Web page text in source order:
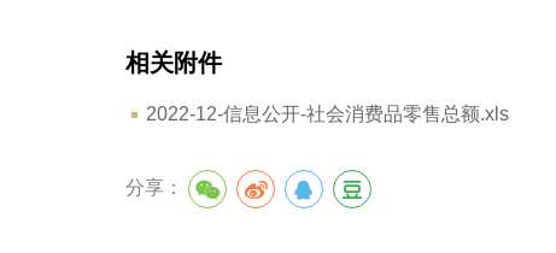
相关附件
2022-12-信息公开-社会消费品零售总额.xls
分享：